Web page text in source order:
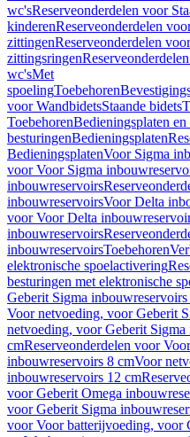
wc'sReserveonderdelen voor
kinderenReserveonderdelen
zittingenReserveonderdelen
zittingsringen
wc'sMet
spoelingToebehoren
voor WandbidetsStaande bidets
ToebehorenBedieningsplaten
besturingenBedieningsplaten
BedieningsplatenVoor Sigma
voor Voor Sigma
inbouwreservoirs
inbouwreservoirsVoor Delta
voor Voor Delta
inbouwreservoirs
inbouwreservoirsToebehoren
elektronische spoelactivering
besturingen met elektronische
Geberit Sigma
Voor netvoeding, voor Geberit
netvoeding, voor Geberit
cmReserveonderdelen voor
inbouwreservoirs 8 cmVoor
inbouwreservoirs 12 cm
voor Geberit Omega
voor Geberit Sigma
voor Voor batterijvoeding, voor